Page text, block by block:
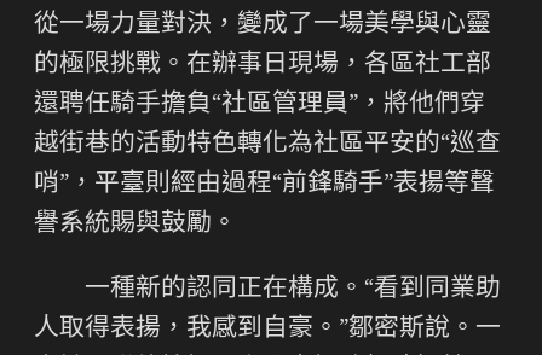
從一場力量對決，變成了一場美學與心靈
的極限挑戰。在辦事日現場，各區社工部
還聘任騎手擔負“社區管理員”，將他們穿
越街巷的活動特色轉化為社區平安的“巡查
哨”，平臺則經由過程“前鋒騎手”表揚等聲
譽系統賜與鼓勵。
一種新的認同正在構成。“看到同業助
人取得表揚，我感到自豪。”鄒密斯說。一